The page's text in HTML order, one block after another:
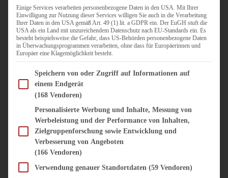
HERZHAFTES BACKEN
ONE-POT-GERICHTE
PASTA & NUDELGERICHTE
PIZZA, TARTES & QUICHES
REIS & RISOTTO
SALATE & SNACKS
SUPPENKASPEREIEN
VORSPEISEN
SÜSS & HERZHAFT
BROTAUFSTRICH
DIPS, SAUCEN, CHUTNEYS
Einige Services verarbeiten personenbezogene Daten in den USA. Mit Ihrer
Einwilligung zur Nutzung dieser Services willigen Sie auch in die Verarbeitung
Ihrer Daten in den USA gemäß Art. 49 (1) lit. a GDPR ein. Der EuGH stuft die
USA als ein Land mit unzureichendem Datenschutz nach EU-Standards ein. Es
besteht beispielsweise die Gefahr, dass US-Behörden personenbezogene Daten
in Überwachungsprogrammen verarbeiten, ohne dass für Europäerinnen und
Europäer eine Klagemöglichkeit besteht.
Im Folgenden finden Sie eine Liste der Zwecke des IAB Transparency and Consent
Speichern von oder Zugriff auf Informationen auf
einem Endgerät
(168 Vendoren)
Personalisierte Werbung und Inhalte, Messung von
Werbeleistung und der Performance von Inhalten,
Zielgruppenforschung sowie Entwicklung und
Verbesserung von Angeboten
(166 Vendoren)
Verwendung genauer Standortdaten (59 Vendoren)